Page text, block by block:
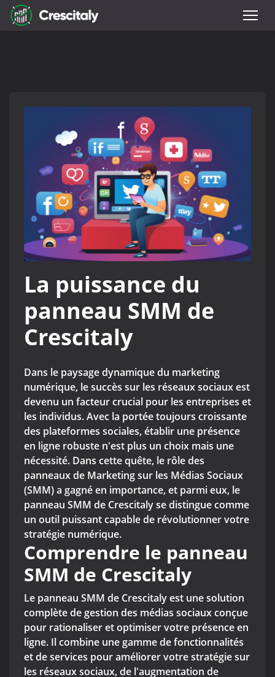
La puissance du
panneau SMM de
Crescitaly
Dans le paysage dynamique du marketing
numérique, le succès sur les réseaux sociaux est
devenu un facteur crucial pour les entreprises et
les individus. Avec la portée toujours croissante
des plateformes sociales, établir une présence
en ligne robuste n'est plus un choix mais une
nécessité. Dans cette quête, le rôle des
panneaux de Marketing sur les Médias Sociaux
(SMM) a gagné en importance, et parmi eux, le
panneau SMM de Crescitaly se distingue comme
un outil puissant capable de révolutionner votre
stratégie numérique.
Comprendre le panneau
SMM de Crescitaly
Le panneau SMM de Crescitaly est une solution
complète de gestion des médias sociaux conçue
pour rationaliser et optimiser votre présence en
ligne. Il combine une gamme de fonctionnalités
et de services pour améliorer votre stratégie sur
les réseaux sociaux, de l'augmentation de